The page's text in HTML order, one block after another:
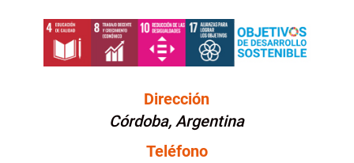
Dirección
Córdoba, Argentina
Teléfono